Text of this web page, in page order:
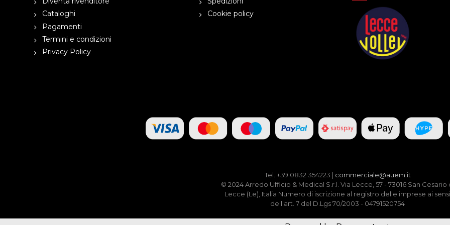
Cataloghi
Pagamenti
Termini e condizioni
Privacy Policy
Cookie policy
Tel. +39 0832 354223 | commerciale@auem.it
© 2024 Arredo Ufficio & Medical S.r.l. Via Lecce, 57 - 73016 San Cesario
Lecce (Le), Italia Numero di iscrizione al registro delle imprese ai sensi
dell'art. 7 del D.Lgs 70/2003 - 04791520754